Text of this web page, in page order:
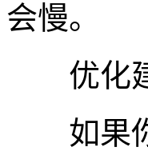
会慢。
优化建
如果你